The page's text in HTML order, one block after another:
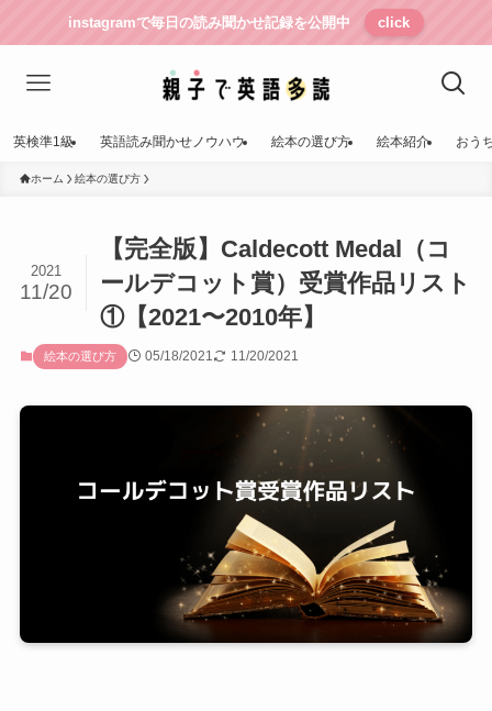
instagramで毎日の読み聞かせ記録を公開中 click
英検準1級 英語読み聞かせノウハウ 絵本の選び方 絵本紹介 おう
ホーム 絵本の選び方
【完全版】Caldecott Medal（コ
ールデコット賞）受賞作品リスト
①【2021〜2010年】
2021
11/20
絵本の選び方 05/18/2021 11/20/2021